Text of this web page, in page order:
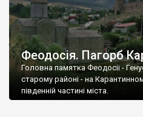
Феодосія. Пагорб
Головна памятка Феодосії -
старому районі - на
південній частині міста.